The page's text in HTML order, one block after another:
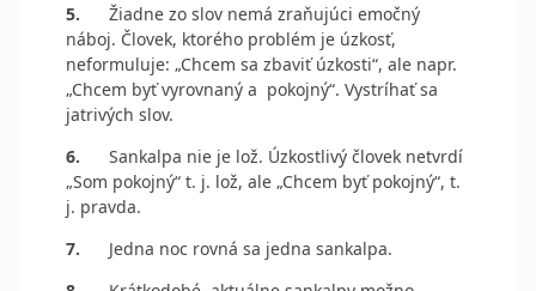
5.
Žiadne zo slov nemá zraňujúci emočný
náboj. Človek, ktorého problém je úzkosť,
neformuluje: „Chcem sa zbaviť úzkosti“, ale napr.
„Chcem byť vyrovnaný a pokojný“. Vystríhať sa
jatrivých slov.
6.
Sankalpa nie je lož. Úzkostlivý človek netvrdí
„Som pokojný“ t. j. lož, ale „Chcem byť pokojný“, t.
j. pravda.
7.
Jedna noc rovná sa jedna sankalpa.